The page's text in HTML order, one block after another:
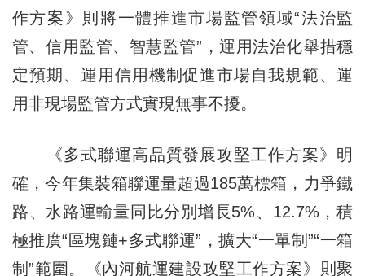
作方案》則將一體推進市場監管領域“法治監
管、信用監管、智慧監管”，運用法治化舉措穩
定預期、運用信用機制促進市場自我規範、運
用非現場監管方式實現無事不擾。
《多式聯運高品質發展攻堅工作方案》明
確，今年集裝箱聯運量超過185萬標箱，力爭鐵
路、水路運輸量同比分別增長5%、12.7%，積
極推廣“區塊鏈+多式聯運”，擴大“一單制”“一箱
制”範圍。《內河航運建設攻堅工作方案》則聚